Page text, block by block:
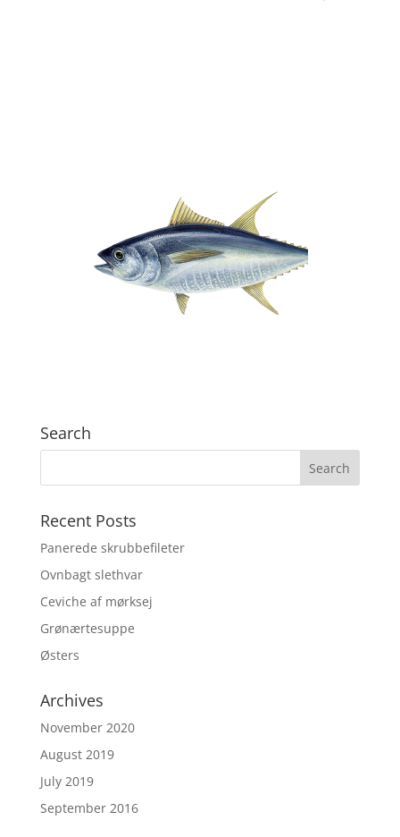
Search
Recent Posts
Panerede skrubbefileter
Ovnbagt slethvar
Ceviche af mørksej
Grønærtesuppe
Østers
Archives
November 2020
August 2019
July 2019
September 2016